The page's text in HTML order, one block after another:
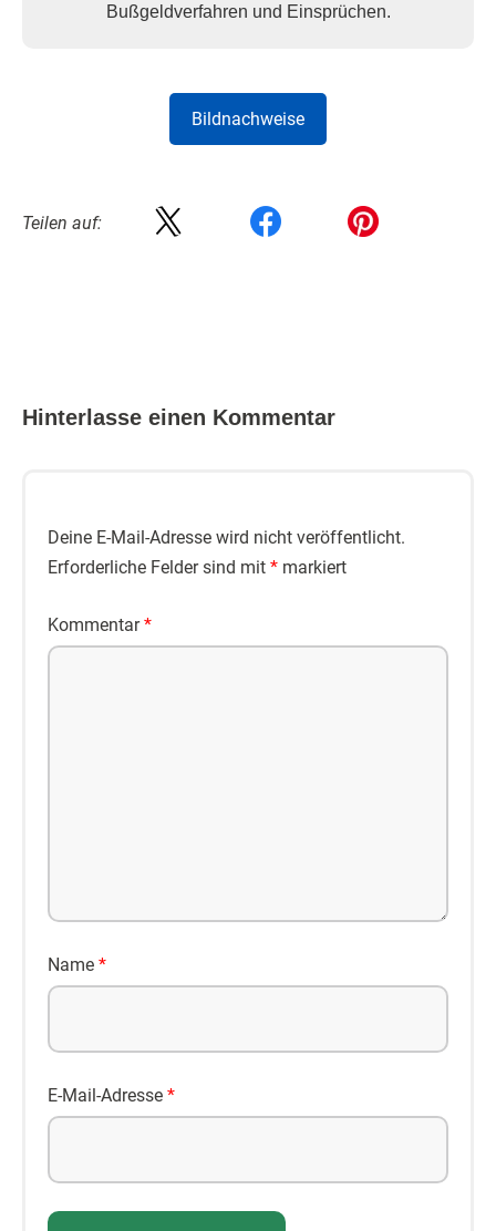
Bußgeldverfahren und Einsprüchen.
Bildnachweise
Teilen auf:
Hinterlasse einen Kommentar
Deine E-Mail-Adresse wird nicht veröffentlicht.
Erforderliche Felder sind mit * markiert
Kommentar*
Name *
E-Mail-Adresse *